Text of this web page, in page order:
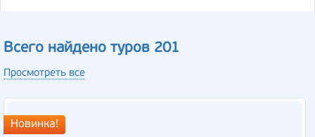
Всего найдено туров 201
Просмотреть все
Новинка!